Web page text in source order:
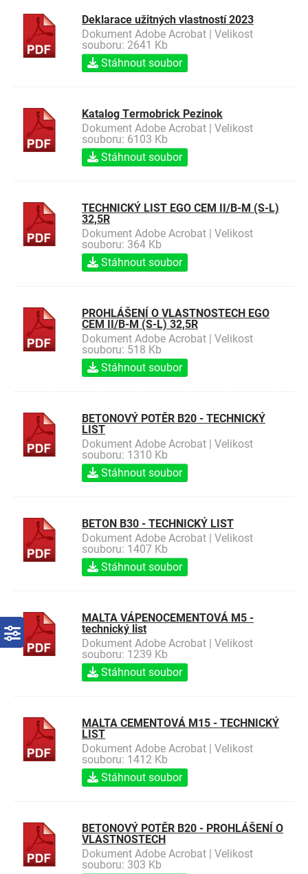
Deklarace užitných vlastností 2023
Dokument Adobe Acrobat | Velikost
souboru: 2641 Kb
Stáhnout soubor
Katalog Termobrick Pezinok
Dokument Adobe Acrobat | Velikost
souboru: 6103 Kb
Stáhnout soubor
TECHNICKÝ LIST EGO CEM II/B-M (S-L)
32,5R
Dokument Adobe Acrobat | Velikost
souboru: 364 Kb
Stáhnout soubor
PROHLÁŠENÍ O VLASTNOSTECH EGO
CEM II/B-M (S-L) 32,5R
Dokument Adobe Acrobat | Velikost
souboru: 518 Kb
Stáhnout soubor
BETONOVÝ POTĚR B20 - TECHNICKÝ
LIST
Dokument Adobe Acrobat | Velikost
souboru: 1310 Kb
Stáhnout soubor
BETON B30 - TECHNICKÝ LIST
Dokument Adobe Acrobat | Velikost
souboru: 1407 Kb
Stáhnout soubor
MALTA VÁPENOCEMENTOVÁ M5 -
technický list
Dokument Adobe Acrobat | Velikost
souboru: 1239 Kb
Stáhnout soubor
MALTA CEMENTOVÁ M15 - TECHNICKÝ
LIST
Dokument Adobe Acrobat | Velikost
souboru: 1412 Kb
Stáhnout soubor
BETONOVÝ POTĚR B20 - PROHLÁŠENÍ O
VLASTNOSTECH
Dokument Adobe Acrobat | Velikost
souboru: 303 Kb